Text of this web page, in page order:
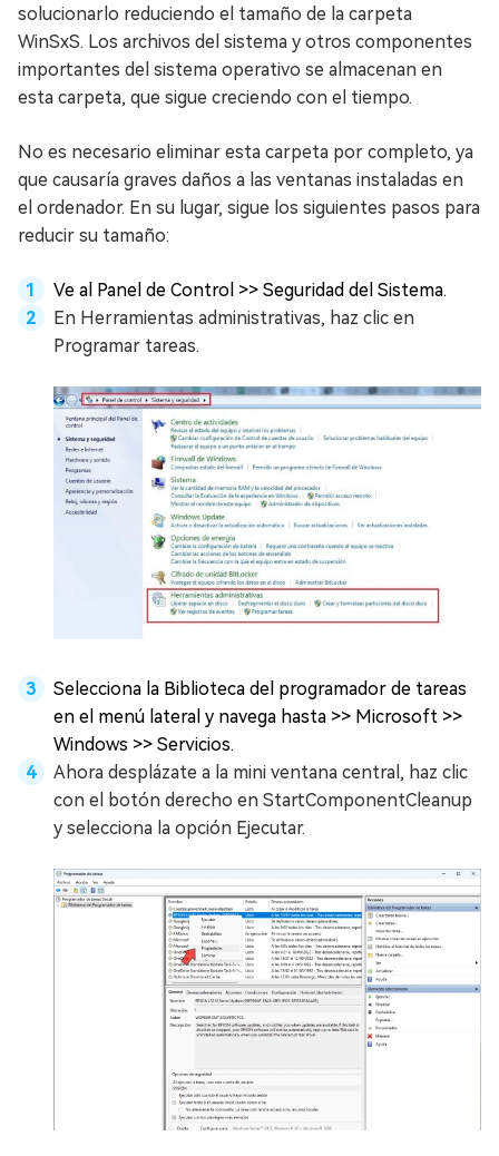
solucionarlo reduciendo el tamaño de la carpeta
WinSxS. Los archivos del sistema y otros componentes
importantes del sistema operativo se almacenan en
esta carpeta, que sigue creciendo con el tiempo.
No es necesario eliminar esta carpeta por completo, ya
que causaría graves daños a las ventanas instaladas en
el ordenador. En su lugar, sigue los siguientes pasos para
reducir su tamaño:
Ve al Panel de Control >> Seguridad del Sistema.
En Herramientas administrativas, haz clic en
Programar tareas.
Selecciona la Biblioteca del programador de tareas
en el menú lateral y navega hasta >> Microsoft >>
Windows >> Servicios.
Ahora desplázate a la mini ventana central, haz clic
con el botón derecho en StartComponentCleanup
y selecciona la opción Ejecutar.